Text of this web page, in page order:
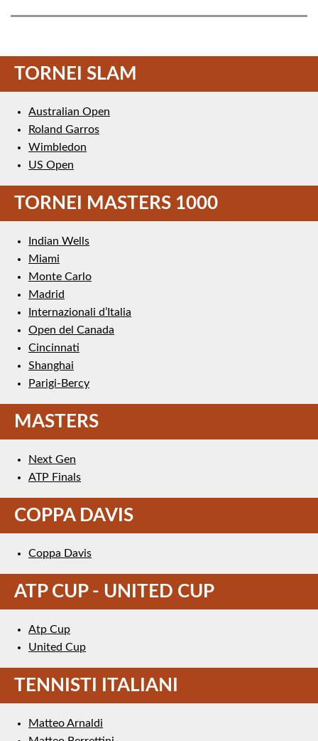
TORNEI SLAM
Australian Open
Roland Garros
Wimbledon
US Open
TORNEI MASTERS 1000
Indian Wells
Miami
Monte Carlo
Madrid
Internazionali d’Italia
Open del Canada
Cincinnati
Shanghai
Parigi-Bercy
MASTERS
Next Gen
ATP Finals
COPPA DAVIS
Coppa Davis
ATP CUP - UNITED CUP
Atp Cup
United Cup
TENNISTI ITALIANI
Matteo Arnaldi